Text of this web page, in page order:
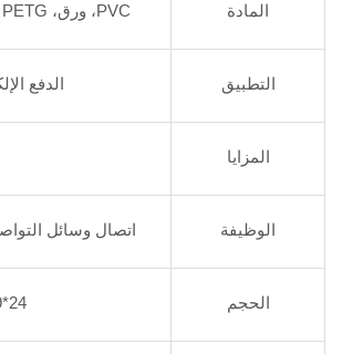
المادة PVC، ورق، PET، PETG، ورق مطلي، ورق حراري
التطبيق الدفع
المزايا
الوظيفة اتصال وسائل
الحجم 24*49 مم (مخصص)